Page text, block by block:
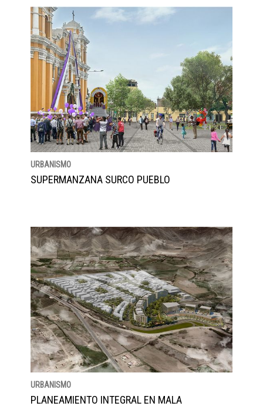
URBANISMO
SUPERMANZANA SURCO PUEBLO
URBANISMO
PLANEAMIENTO INTEGRAL EN MALA